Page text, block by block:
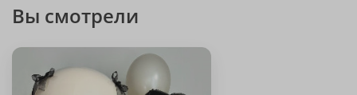
Вы смотрели